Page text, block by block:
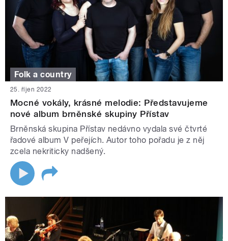
Folk a country
25. říjen 2022
Mocné vokály, krásné melodie: Představujeme
nové album brněnské skupiny Přístav
Brněnská skupina Přístav nedávno vydala své čtvrté
řadové album V peřejích. Autor toho pořadu je z něj
zcela nekriticky nadšený.